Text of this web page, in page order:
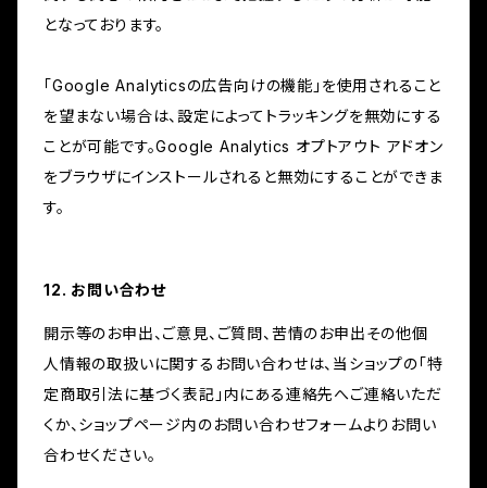
となっております。
「Google Analyticsの広告向けの機能」を使用されること
を望まない場合は、設定によってトラッキングを無効にする
ことが可能です。Google Analytics オプトアウト アドオン
をブラウザにインストールされると無効にすることができま
す。
12. お問い合わせ
開示等のお申出、ご意見、ご質問、苦情のお申出その他個
人情報の取扱いに関するお問い合わせは、当ショップの「特
定商取引法に基づく表記」内にある連絡先へご連絡いただ
くか、ショップページ内のお問い合わせフォームよりお問い
合わせください。